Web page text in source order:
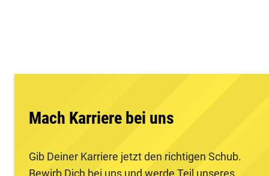
Mach Karriere bei uns
Gib Deiner Karriere jetzt den richtigen Schub.
Bewirb Dich bei uns und werde Teil unseres